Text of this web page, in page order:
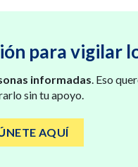
para vigilar
informadas . Eso
sin tu apoyo.
AQUÍ